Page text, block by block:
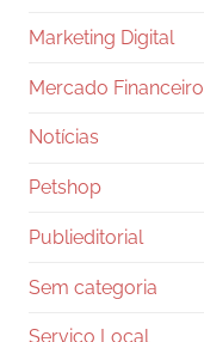
Marketing Digital
Mercado Financeiro
Notícias
Petshop
Publieditorial
Sem categoria
Serviço Local